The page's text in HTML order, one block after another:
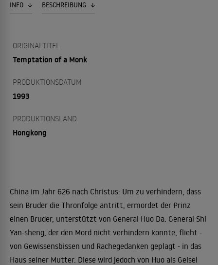
INFO BESCHREIBUNG
ORIGINALTITEL
Temptation of a Monk
PRODUKTIONSDATUM
1993
PRODUKTIONSLAND
Hongkong
China im Jahr 626 nach Christus: Um zu verhindern, dass
sein Bruder die Thronfolge antritt, ermordet der Prinz
einen Bruder, unterstützt von General Huo Da. General Shi
Yan-sheng, der den Mord nicht verhindern konnte, flieht -
von Gewissensbissen und Rachegedanken geplagt - in das
Haus seiner Mutter. Diese wird jedoch von Huo als Geisel